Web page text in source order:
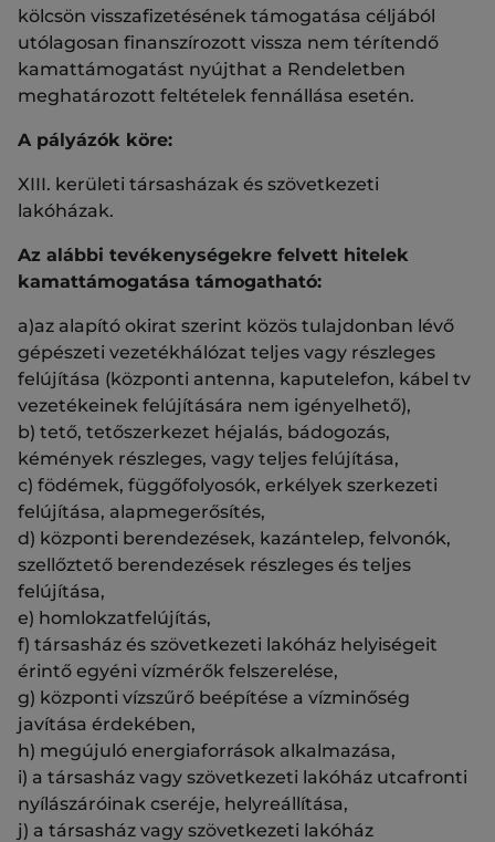
kölcsön visszafizetésének támogatása céljából
utólagosan finanszírozott vissza nem térítendő
kamattámogatást nyújthat a Rendeletben
meghatározott feltételek fennállása esetén.
A pályázók köre:
XIII. kerületi társasházak és szövetkezeti
lakóházak.
Az alábbi tevékenységekre felvett hitelek
kamattámogatása támogatható:
a)az alapító okirat szerint közös tulajdonban lévő
gépészeti vezetékhálózat teljes vagy részleges
felújítása (központi antenna, kaputelefon, kábel tv
vezetékeinek felújítására nem igényelhető),
b) tető, tetőszerkezet héjalás, bádogozás,
kémények részleges, vagy teljes felújítása,
c) födémek, függőfolyosók, erkélyek szerkezeti
felújítása, alapmegerősítés,
d) központi berendezések, kazántelep, felvonók,
szellőztető berendezések részleges és teljes
felújítása,
e) homlokzatfelújítás,
f) társasház és szövetkezeti lakóház helyiségeit
érintő egyéni vízmérők felszerelése,
g) központi vízszűrő beépítése a vízminőség
javítása érdekében,
h) megújuló energiaforrások alkalmazása,
i) a társasház vagy szövetkezeti lakóház utcafronti
nyílászáróinak cseréje, helyreállítása,
j) a társasház vagy szövetkezeti lakóház